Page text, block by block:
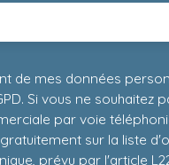
de mes données
Si vous ne souhaitez
par voie
sur la liste
prévu par l'article